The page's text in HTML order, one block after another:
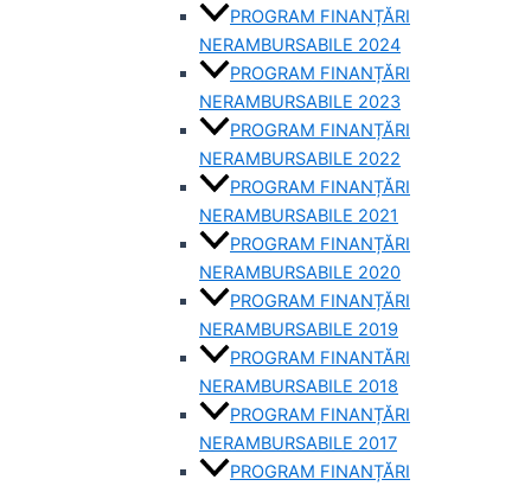
PROGRAM FINANȚĂRI
NERAMBURSABILE 2024
PROGRAM FINANȚĂRI
NERAMBURSABILE 2023
PROGRAM FINANȚĂRI
NERAMBURSABILE 2022
PROGRAM FINANȚĂRI
NERAMBURSABILE 2021
PROGRAM FINANȚĂRI
NERAMBURSABILE 2020
PROGRAM FINANȚĂRI
NERAMBURSABILE 2019
PROGRAM FINANTĂRI
NERAMBURSABILE 2018
PROGRAM FINANȚĂRI
NERAMBURSABILE 2017
PROGRAM FINANȚĂRI